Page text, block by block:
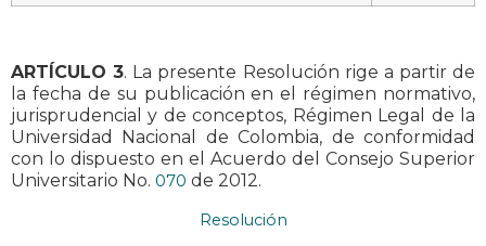
ARTÍCULO 3. La presente Resolución rige a partir de
la fecha de su publicación en el régimen normativo,
jurisprudencial y de conceptos, Régimen Legal de la
Universidad Nacional de Colombia, de conformidad
con lo dispuesto en el Acuerdo del Consejo Superior
Universitario No. 070 de 2012.
Resolución